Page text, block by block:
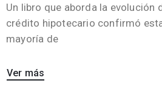
Un libro que aborda la evolución
crédito hipotecario confirmó
mayoría de
Ver más